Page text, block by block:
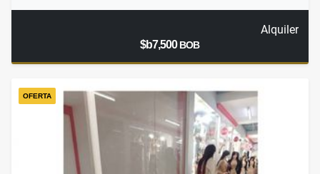
Alquiler
$b7,500BOB
OFERTA